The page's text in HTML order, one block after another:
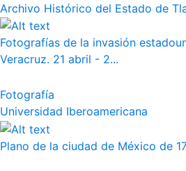
Archivo Histórico del Estado de
Fotografías de la invasión
Veracruz. 21 abril - 2...
Fotografía
Universidad Iberoamericana
Plano de la ciudad de México de